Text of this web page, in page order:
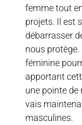
femme tout
projets. Il est
débarrasser
nous protège.
féminine
apportant
une pointe
vais
masculines.